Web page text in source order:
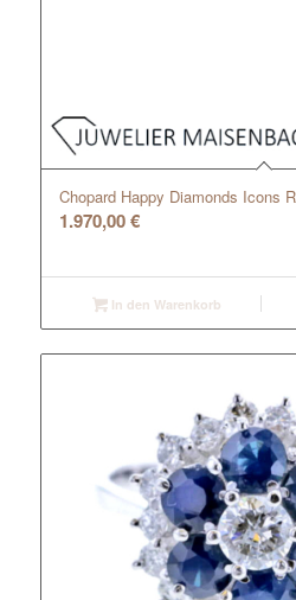
Chopard Happy Diamonds Icons
1.970,00€
In den Warenkorb